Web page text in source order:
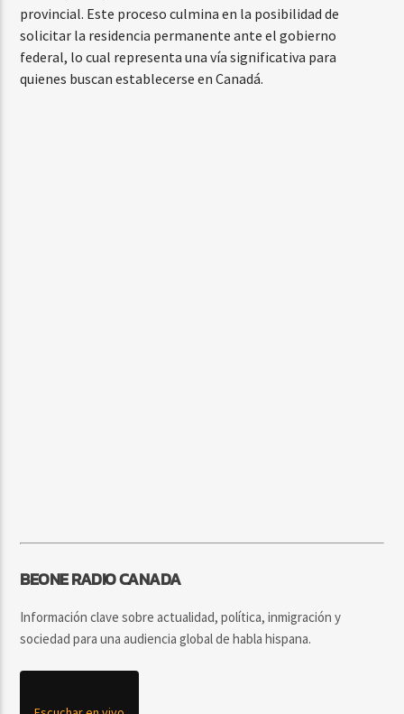
provincial. Este proceso culmina en la posibilidad de
solicitar la residencia permanente ante el gobierno
federal, lo cual representa una vía significativa para
quienes buscan establecerse en Canadá.
BEONE RADIO CANADA
Información clave sobre actualidad, política, inmigración y
sociedad para una audiencia global de habla hispana.